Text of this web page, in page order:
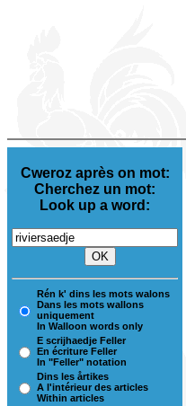
Cweroz après on mot:
Cherchez un mot:
Look up a word:
Rén k' dins les mots walons
Dans les mots wallons
uniquement
In Walloon words only
E scrijhaedje Feller
En écriture Feller
In "Feller" notation
Dins les årtikes
A l'intérieur des articles
Within articles